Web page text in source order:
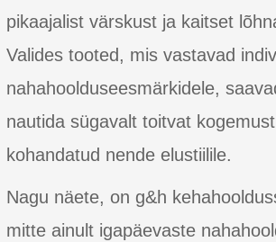
pikaajalist värskust ja kaitset
Valides tooted, mis vastavad
nahahoolduseesmärkidele,
nautida sügavalt toitvat
kohandatud nende elustiilile.
Nagu näete, on g&h
mitte ainult igapäevaste